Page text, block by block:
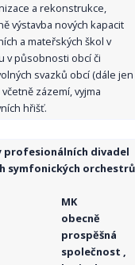
a rekonstrukce,
výstavba nových kapacit
a mateřských škol v
v působnosti obcí či
svazků obcí (dále jen
včetně zázemí, vyjma
hřišť.
divadel
symfonických orchestrů
MK
obecně
prospěšná
společnost ,